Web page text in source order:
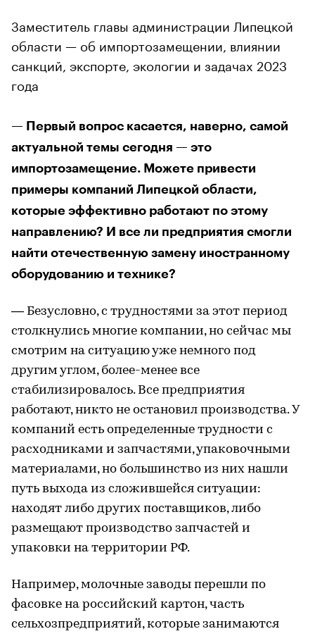
Заместитель главы администрации Липецкой
области — об импортозамещении, влиянии
санкций, экспорте, экологии и задачах 2023
года
— Первый вопрос касается, наверно, самой
актуальной темы сегодня — это
импортозамещение. Можете привести
примеры компаний Липецкой области,
которые эффективно работают по этому
направлению? И все ли предприятия смогли
найти отечественную замену иностранному
оборудованию и технике?
— Безусловно, с трудностями за этот период
столкнулись многие компании, но сейчас мы
смотрим на ситуацию уже немного под
другим углом, более-менее все
стабилизировалось. Все предприятия
работают, никто не остановил производства. У
компаний есть определенные трудности с
расходниками и запчастями, упаковочными
материалами, но большинство из них нашли
путь выхода из сложившейся ситуации:
находят либо других поставщиков, либо
размещают производство запчастей и
упаковки на территории РФ.
Например, молочные заводы перешли по
фасовке на российский картон, часть
сельхозпредприятий, которые занимаются